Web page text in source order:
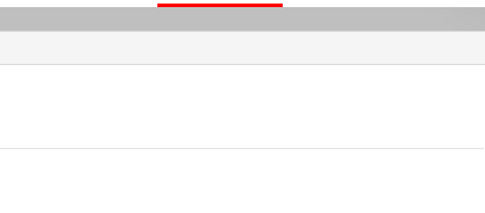
Ablauf einer Blutspende
Sport und Bewegung Mattenyoga
spenden
Termine
Archiv 2025